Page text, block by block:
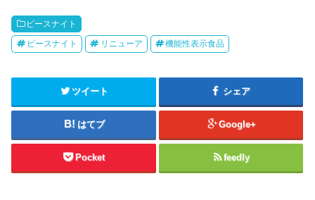
ピースナイト
ピースナイト リニューア 機能性表示食品
ツイート シェア
はてブ Google+
Pocket feedly